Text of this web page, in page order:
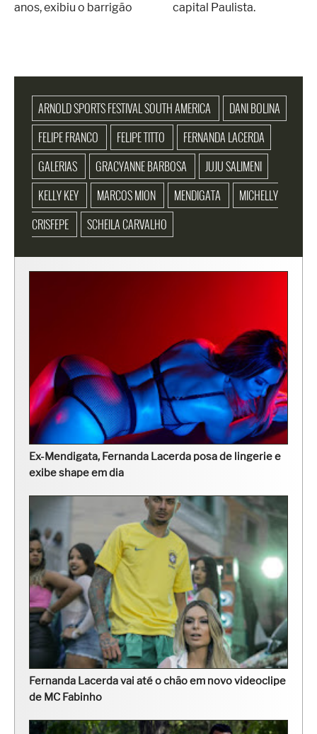
anos, exibiu o barrigão
capital Paulista.
ARNOLD SPORTS FESTIVAL SOUTH AMERICA
DANI BOLINA
FELIPE FRANCO
FELIPE TITTO
FERNANDA LACERDA
GALERIAS
GRACYANNE BARBOSA
JUJU SALIMENI
KELLY KEY
MARCOS MION MENDIGATA
MICHELLY
CRISFEPE
SCHEILA CARVALHO
Ex-Mendigata, Fernanda Lacerda posa de lingerie e
exibe shape em dia
Fernanda Lacerda vai até o chão em novo videoclipe
de MC Fabinho